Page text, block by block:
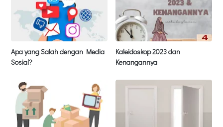
Apa yang Salah dengan Media
Sosial?
Kaleidoskop 2023 dan
Kenangannya